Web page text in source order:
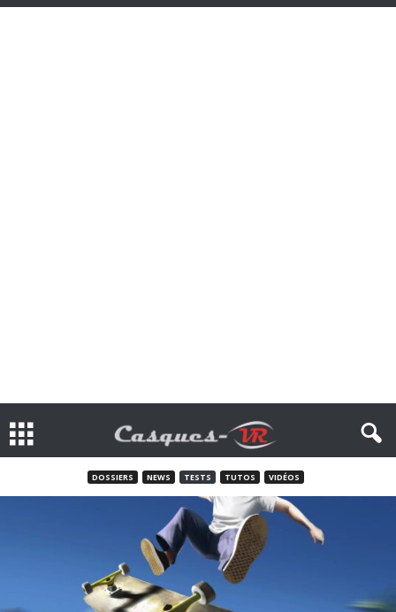
DOSSIERS NEWS TESTS TUTOS VIDÉOS